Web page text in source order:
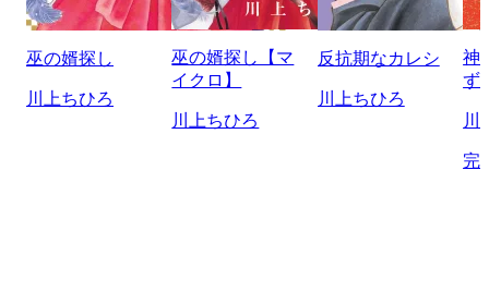
巫の婿探し
川上ちひろ
巫の婿探し【マ
イクロ】
川上ちひろ
反抗期なカレシ
川上ちひろ
神
ず
川
完